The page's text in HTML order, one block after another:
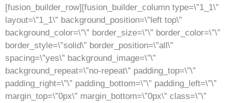
[fusion_builder_row][fusion_builder_column type=\”1_1\”
layout=\”1_1\” background_position=\”left top\”
background_color=\”\” border_size=\”\” border_color=\”\”
border_style=\”solid\” border_position=\”all\”
spacing=\”yes\” background_image=\”\”
background_repeat=\”no-repeat\” padding_top=\”\”
padding_right=\”\” padding_bottom=\”\” padding_left=\”\”
margin_top=\”0px\” margin_bottom=\”0px\” class=\”\”